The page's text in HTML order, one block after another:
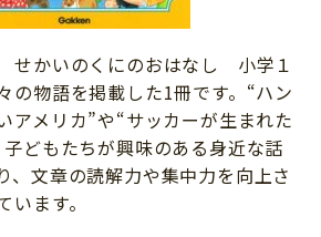
せかいのくにのおはなし 小学１
の物語を掲載した1冊です。“ハン
アメリカ”や“サッカーが生まれた
どもたちが興味のある身近な話
、文章の読解力や集中力を向上さ
ます。